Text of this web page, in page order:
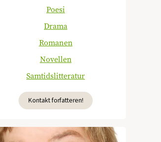
Poesi
Drama
Romanen
Novellen
Samtidslitteratur
Kontakt forfatteren!